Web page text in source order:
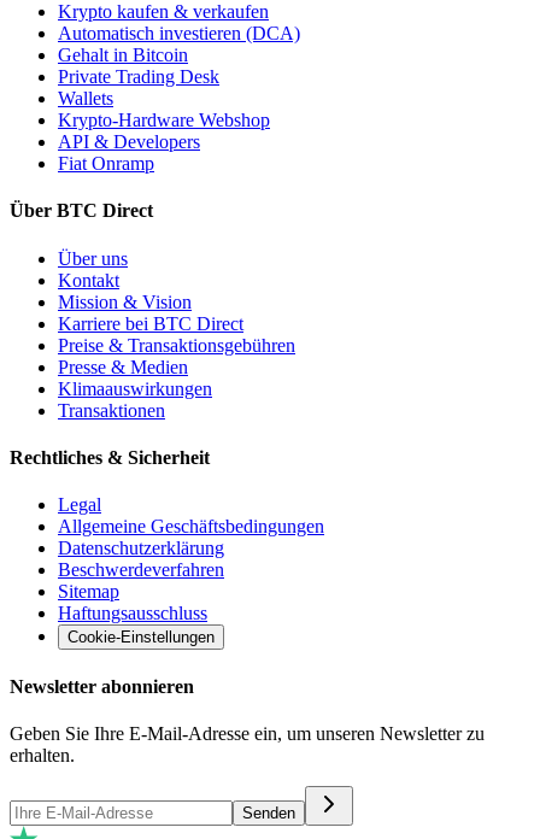
Krypto kaufen & verkaufen
Automatisch investieren (DCA)
Gehalt in Bitcoin
Private Trading Desk
Wallets
Krypto-Hardware Webshop
API & Developers
Fiat Onramp
Über BTC Direct
Über uns
Kontakt
Mission & Vision
Karriere bei BTC Direct
Preise & Transaktionsgebühren
Presse & Medien
Klimaauswirkungen
Transaktionen
Rechtliches & Sicherheit
Legal
Allgemeine Geschäftsbedingungen
Datenschutzerklärung
Beschwerdeverfahren
Sitemap
Haftungsausschluss
Cookie-Einstellungen
Newsletter abonnieren
Geben Sie Ihre E-Mail-Adresse ein, um unseren Newsletter zu
erhalten.
Senden